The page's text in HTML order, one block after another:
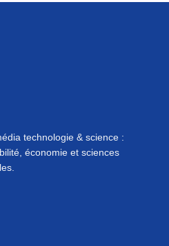
technologie & science :
économie et sciences